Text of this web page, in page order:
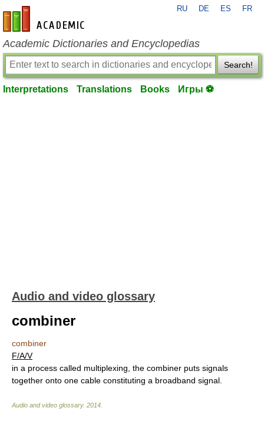
en-academic.com
RU DE ES FR
Academic Dictionaries and Encyclopedias
Search!
Interpretations Translations Books Игры ⚽
Audio and video glossary
combiner
combiner
F/A/V
in a process called multiplexing, the combiner puts signals
together onto one cable constituting a broadband signal.
Audio and video glossary. 2014